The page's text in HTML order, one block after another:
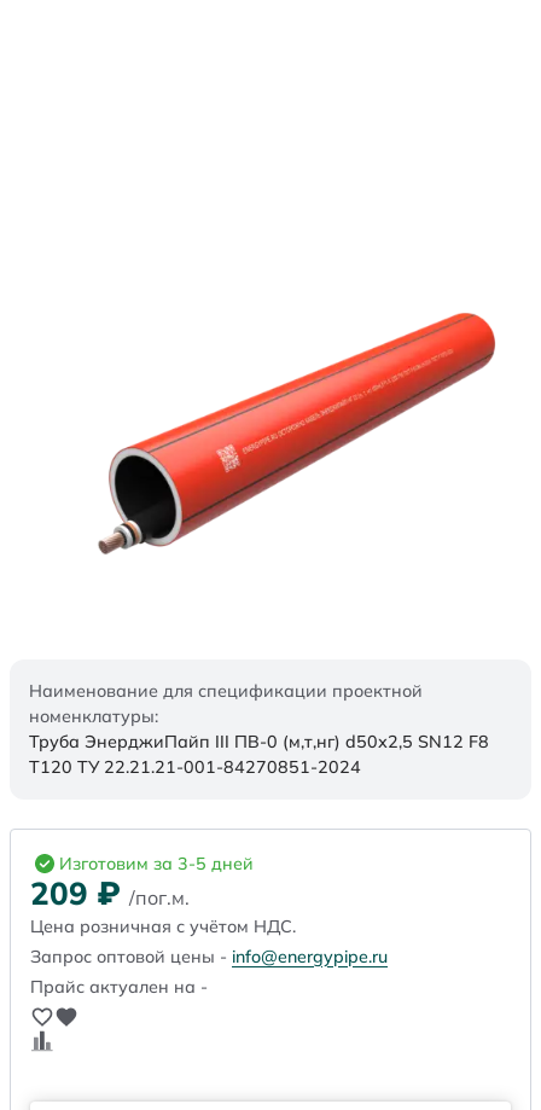
Наименование для спецификации проектной
номенклатуры:
Труба ЭнерджиПайп III ПВ-0 (м,т,нг) d50х2,5 SN12 F8
Т120 ТУ 22.21.21-001-84270851-2024
Изготовим за 3-5 дней
209 ₽ /пог.м.
Цена розничная с учётом НДС.
Запрос оптовой цены - info@energypipe.ru
Прайс актуален на -